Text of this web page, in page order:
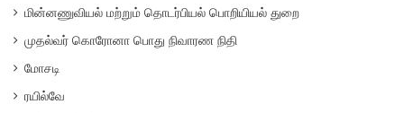
மின்னணுவியல் மற்றும் தொடர்பியல் பொறியியல் துறை
முதல்வர் கொரோனா பொது நிவாரண நிதி
மோசடி
ரயில்வே